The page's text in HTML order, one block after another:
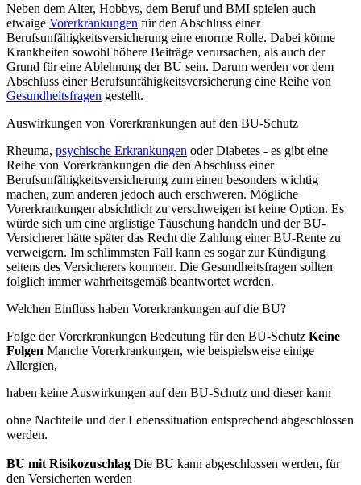
Neben dem Alter, Hobbys, dem Beruf und BMI spielen auch
etwaige Vorerkrankungen für den Abschluss einer
Berufsunfähigkeitsversicherung eine enorme Rolle. Dabei könne
Krankheiten sowohl höhere Beiträge verursachen, als auch der
Grund für eine Ablehnung der BU sein. Darum werden vor dem
Abschluss einer Berufsunfähigkeitsversicherung eine Reihe von
Gesundheitsfragen gestellt.
Auswirkungen von Vorerkrankungen auf den BU-Schutz
Rheuma, psychische Erkrankungen oder Diabetes - es gibt eine
Reihe von Vorerkrankungen die den Abschluss einer
Berufsunfähigkeitsversicherung zum einen besonders wichtig
machen, zum anderen jedoch auch erschweren. Mögliche
Vorerkrankungen absichtlich zu verschweigen ist keine Option. Es
würde sich um eine arglistige Täuschung handeln und der BU-
Versicherer hätte später das Recht die Zahlung einer BU-Rente zu
verweigern. Im schlimmsten Fall kann es sogar zur Kündigung
seitens des Versicherers kommen. Die Gesundheitsfragen sollten
folglich immer wahrheitsgemäß beantwortet werden.
Welchen Einfluss haben Vorerkrankungen auf die BU?
Folge der Vorerkrankungen Bedeutung für den BU-Schutz Keine
Folgen Manche Vorerkrankungen, wie beispielsweise einige
Allergien,
haben keine Auswirkungen auf den BU-Schutz und dieser kann
ohne Nachteile und der Lebenssituation entsprechend abgeschlossen
werden.
BU mit Risikozuschlag Die BU kann abgeschlossen werden, für
den Versicherten werden